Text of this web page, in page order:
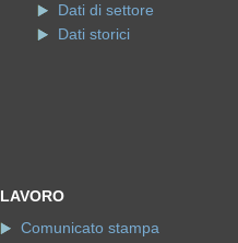
Dati di settore
Dati storici
LAVORO
Comunicato stampa